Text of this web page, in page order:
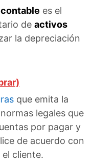
contable es el
de activos
la depreciación
que emita la
legales que
por pagar y
de acuerdo con
cliente.